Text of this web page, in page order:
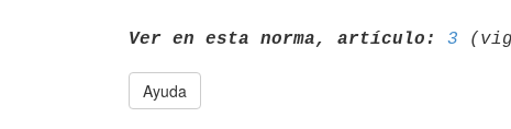
Ver en esta norma, artículo: 3
Ayuda